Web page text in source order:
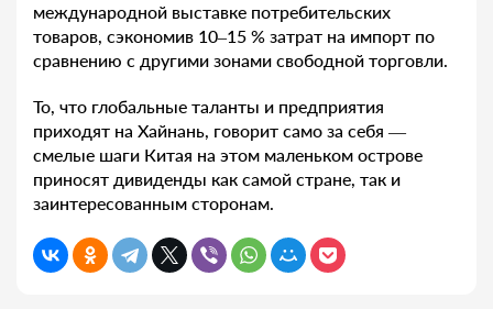
международной выставке потребительских
товаров, сэкономив 10–15 % затрат на импорт по
сравнению с другими зонами свободной торговли.
То, что глобальные таланты и предприятия
приходят на Хайнань, говорит само за себя —
смелые шаги Китая на этом маленьком острове
приносят дивиденды как самой стране, так и
заинтересованным сторонам.